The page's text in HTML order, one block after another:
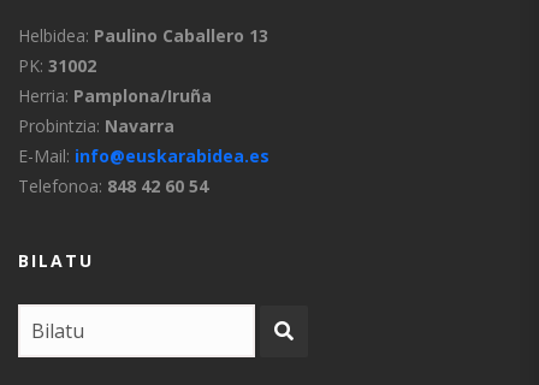
Helbidea: Paulino Caballero 13
PK: 31002
Herria: Pamplona/Iruña
Probintzia: Navarra
E-Mail: info@euskarabidea.es
Telefonoa: 848 42 60 54
BILATU